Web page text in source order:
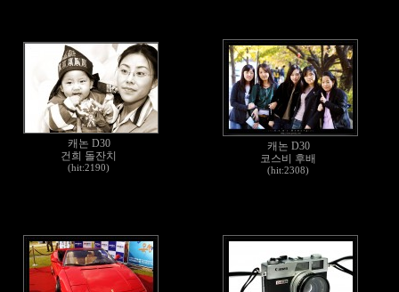
캐논 D30
건희 돌잔치
(hit:2190)
캐논 D30
코스비 후배
(hit:2308)